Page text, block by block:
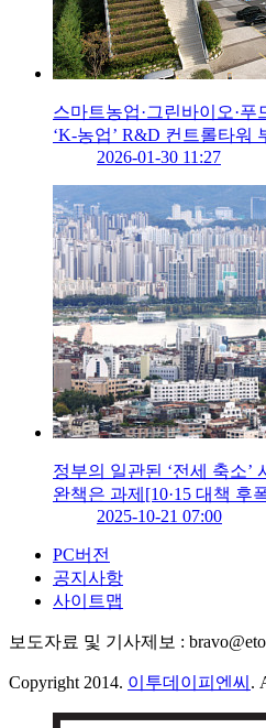
스마트농업·그린바이오·
‘K-농업’ R&D 컨트롤타워
2026-01-30 11:27
정부의 일관된 ‘전세 축소’
완책은 과제[10·15 대책 후
2025-10-21 07:00
PC버전
공지사항
사이트맵
보도자료 및 기사제보 :
Copyright 2014. 이투데이피엔씨 .